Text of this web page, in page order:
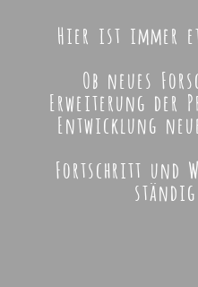
Hier ist immer
Ob neues
Erweiterung der
Entwicklung
Fortschritt und